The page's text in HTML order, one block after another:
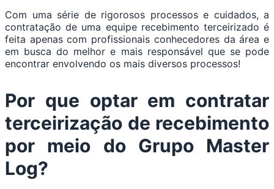
Com uma série de rigorosos processos e cuidados, a
contratação de uma equipe recebimento terceirizado é
feita apenas com profissionais conhecedores da área e
em busca do melhor e mais responsável que se pode
encontrar envolvendo os mais diversos processos!
Por que optar em contratar
terceirização de recebimento
por meio do Grupo Master
Log?